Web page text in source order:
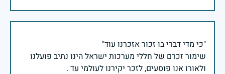
שימור זכרם של חללי מערכות ישראל הינו נתיב פועלנו